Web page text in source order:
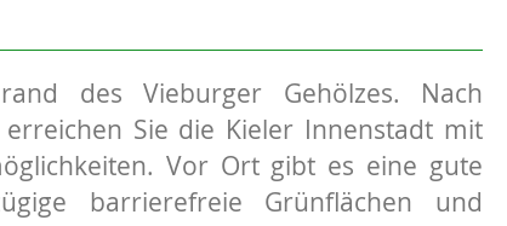
des Vieburger Gehölzes. Nach
Sie die Kieler Innenstadt mit
Vor Ort gibt es eine gute
barrierefreie Grünflächen und